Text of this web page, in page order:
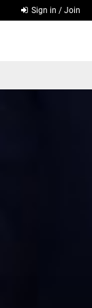
Sign in / Join